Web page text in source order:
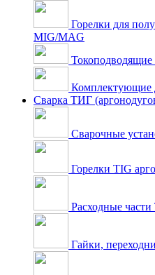
Горелки для
MIG/MAG
Токоподводящие
Комплектующие
Сварка ТИГ
Сварочные
Горелки TIG
Расходные части
Гайки,